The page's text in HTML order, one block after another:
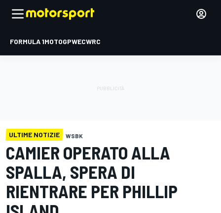
FORMULA 1MOTOGPWECWRC
ULTIME NOTIZIE WSBK
CAMIER OPERATO ALLA
SPALLA, SPERA DI
RIENTRARE PER PHILLIP